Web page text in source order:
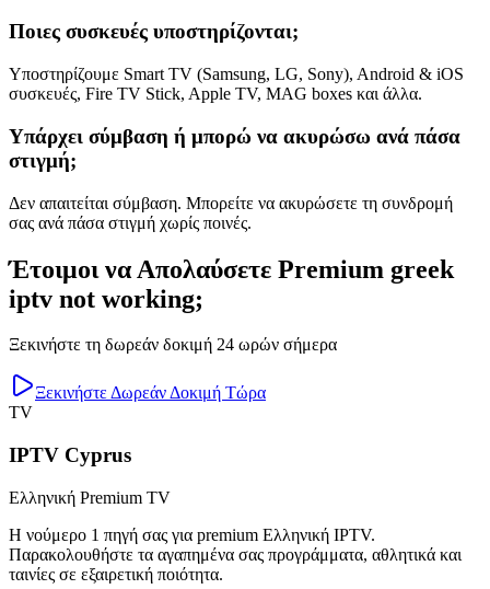
Ποιες συσκευές υποστηρίζονται;
Υποστηρίζουμε Smart TV (Samsung, LG, Sony), Android & iOS
συσκευές, Fire TV Stick, Apple TV, MAG boxes και άλλα.
Υπάρχει σύμβαση ή μπορώ να ακυρώσω ανά πάσα
στιγμή;
Δεν απαιτείται σύμβαση. Μπορείτε να ακυρώσετε τη συνδρομή
σας ανά πάσα στιγμή χωρίς ποινές.
Έτοιμοι να Απολαύσετε Premium greek
iptv not working;
Ξεκινήστε τη δωρεάν δοκιμή 24 ωρών σήμερα
Ξεκινήστε Δωρεάν Δοκιμή Τώρα
TV
IPTV Cyprus
Ελληνική Premium TV
Η νούμερο 1 πηγή σας για premium Ελληνική IPTV.
Παρακολουθήστε τα αγαπημένα σας προγράμματα, αθλητικά και
ταινίες σε εξαιρετική ποιότητα.